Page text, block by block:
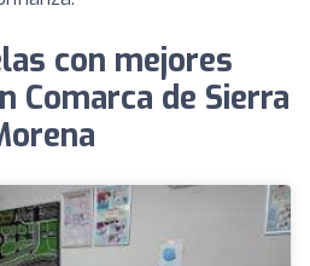
con mejores
Comarca de Sierra